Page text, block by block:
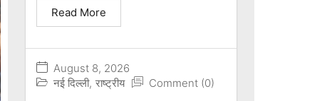
August 8, 2026
नई दिल्ली, राष्ट्रीय Comment (0)
Read More